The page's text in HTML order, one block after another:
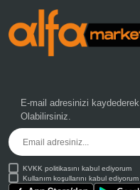
E-mail adresinizi kaydederek
Olabilirsiniz.
KVKK politikasını kabul ediyorum
Kullanım koşullarını kabul ediyorum